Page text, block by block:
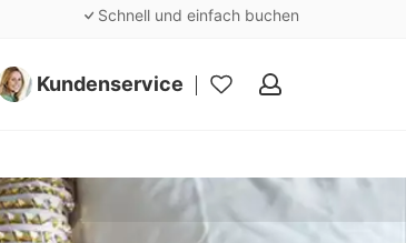
Schnell und einfach buchen
Kundenservice
Meine